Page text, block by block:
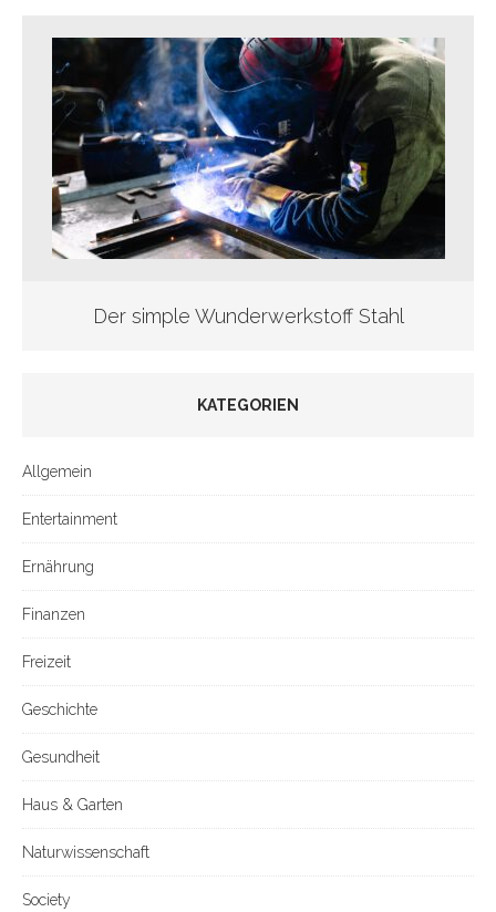
Der simple Wunderwerkstoff Stahl
KATEGORIEN
Allgemein
Entertainment
Ernährung
Finanzen
Freizeit
Geschichte
Gesundheit
Haus & Garten
Naturwissenschaft
Society